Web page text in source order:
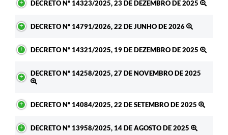
DECRETO Nº 14323/2025, 23 DE DEZEMBRO DE 2025
DECRETO Nº 14791/2026, 22 DE JUNHO DE 2026
DECRETO Nº 14321/2025, 19 DE DEZEMBRO DE 2025
DECRETO Nº 14258/2025, 27 DE NOVEMBRO DE 2025
DECRETO Nº 14084/2025, 22 DE SETEMBRO DE 2025
DECRETO Nº 13958/2025, 14 DE AGOSTO DE 2025